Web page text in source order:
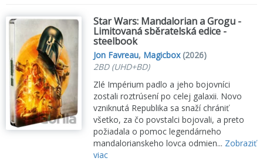
Star Wars: Mandalorian a Grogu -
Limitovaná sběratelská edice -
steelbook
Jon Favreau, Magicbox(2026)
2BD (UHD+BD)
Zlé Impérium padlo a jeho bojovníci
zostali roztrúsení po celej galaxii. Novo
vzniknutá Republika sa snaží chrániť
všetko, za čo povstalci bojovali, a preto
požiadala o pomoc legendárneho
mandalorianskeho lovca odmien... Zobraziť
viac